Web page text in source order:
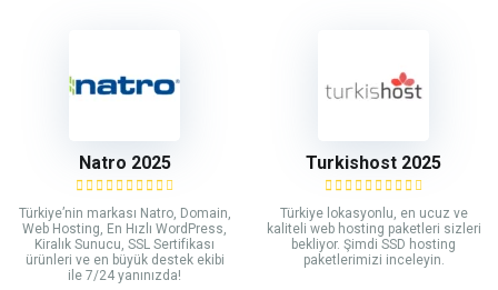
Natro 2025
Türkiye’nin markası Natro, Domain,
Web Hosting, En Hızlı WordPress,
Kiralık Sunucu, SSL Sertifikası
ürünleri ve en büyük destek ekibi
ile 7/24 yanınızda!
Turkishost 2025
Türkiye lokasyonlu, en ucuz ve
kaliteli web hosting paketleri sizleri
bekliyor. Şimdi SSD hosting
paketlerimizi inceleyin.